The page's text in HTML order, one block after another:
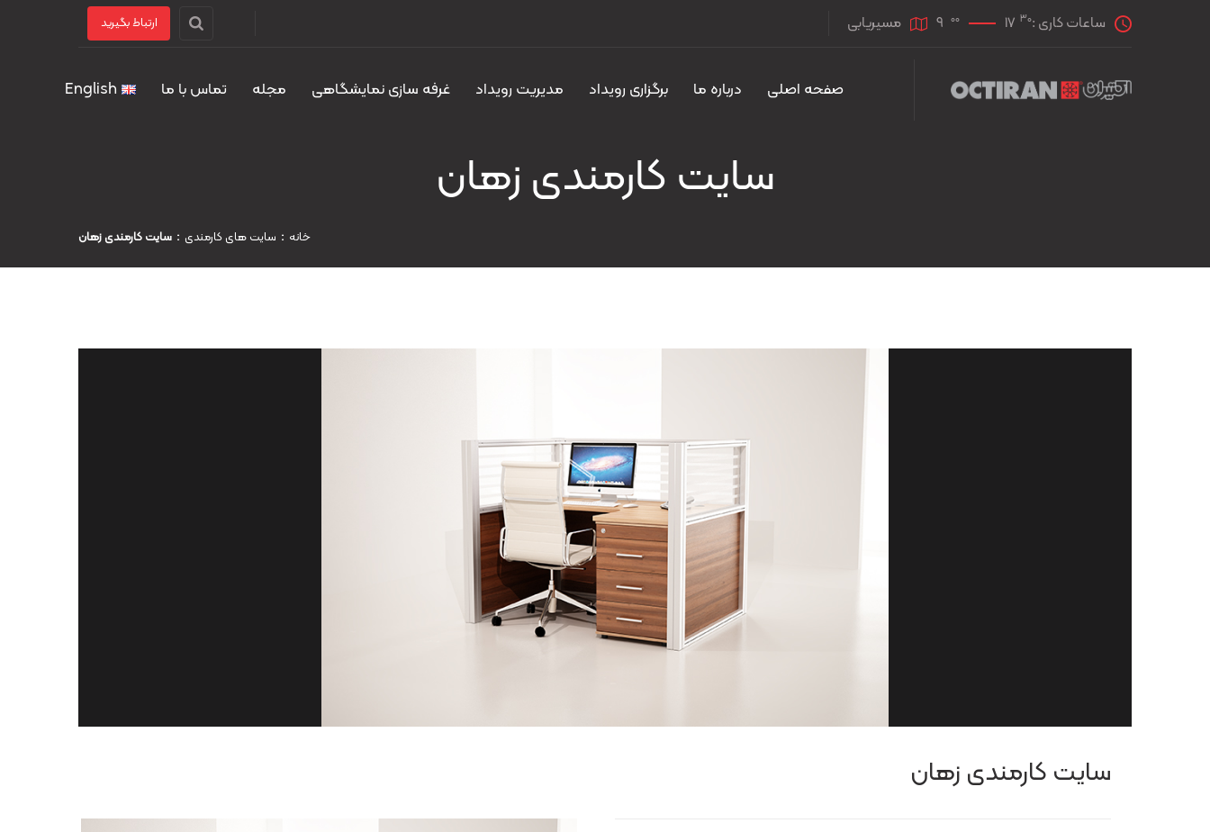
ساعات کاری : 17 30
9 00 مسیریابی ارتباط بگیرید
صفحه اصلی درباره ما برگزاری رویداد مدیریت رویداد غرفه سازی نمایشگاهی مجله تماس با ما English
سایت کارمندی زهان
خانه سايت های کارمندی سایت کارمندی زهان
سایت کارمندی زهان